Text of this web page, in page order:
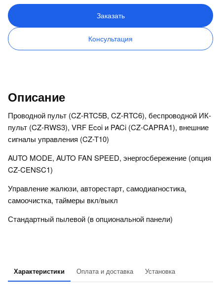
Заказать
Консультация
Описание
Проводной пульт (CZ-RTC5B, CZ-RTC6), беспроводной ИК-
пульт (CZ-RWS3), VRF Ecoi и PACi (CZ-CAPRA1), внешние
сигналы управления (CZ-T10)
AUTO MODE, AUTO FAN SPEED, энергосбережение (опция
CZ-CENSC1)
Управление жалюзи, авторестарт, самодиагностика,
самоочистка, таймеры вкл/выкл
Стандартный пылевой (в опциональной панели)
Характеристики Оплата и доставка Установка